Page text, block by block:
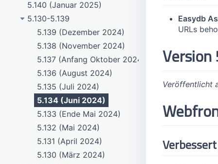
5.140 (Januar 2025)
5.130-5.139
5.139 (Dezember 2024)
5.138 (November 2024)
5.137 (Anfang Oktober 2024)
5.136 (August 2024)
5.135 (Juli 2024)
5.134 (Juni 2024)
5.133 (Ende Mai 2024)
5.132 (Mai 2024)
5.131 (April 2024)
5.130 (März 2024)
Easydb
URLs
Version
Veröffentlicht
Verbessert